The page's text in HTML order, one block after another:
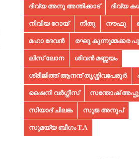
ദിവ്യ അനു അന്തിക്കാട് ദിവ്യ
നിവിയ റോയ് നീതു നൗഫു
മഹാ ദേവൻ രഘു കുന്നുമ്മക്കര
ലിസ് ലോന ശിവൻ മണ്ണയം
ശ്രീജിത്ത് ആനന്ദ് തൃശ്ശിവപേരൂർ
ഷൈനി വർഗ്ഗീസ് സന്തോഷ്
സിയാദ് ചിലങ്ക സുജ അനൂപ്‌
സുമയ്യ ബീഗം T.A